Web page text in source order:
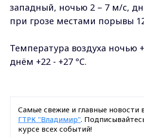
западный, ночью 2 – 7 м/с,
при грозе местами порывы
Температура воздуха ночью
днём +22 - +27 °C.
Самые свежие и главные новости
ГТРК "Владимир".
курсе всех событий!